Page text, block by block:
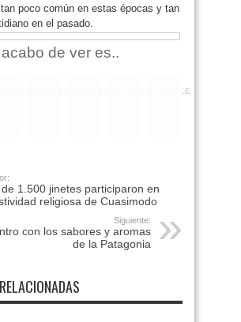
tan poco común en estas épocas y tan
en el pasado.
de ver es..
INCREIBLE
1.500 jinetes participaron en
religiosa de Cuasimodo
Siguiente:
con los sabores y aromas
de la Patagonia